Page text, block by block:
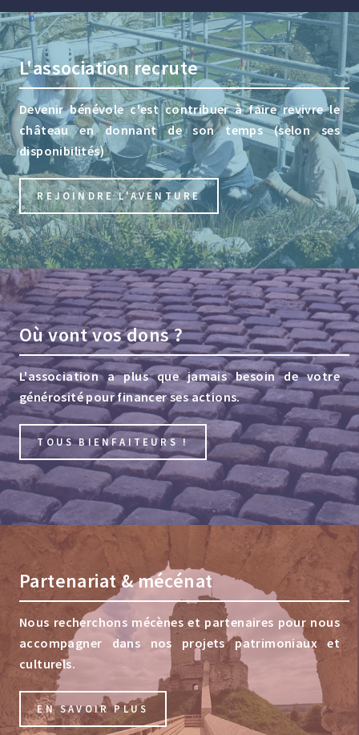
L'association recrute
Devenir bénévole c'est contribuer à faire revivre le
château en donnant de son temps (selon ses
disponibilités)
REJOINDRE L'AVENTURE
Où vont vos dons ?
L'association a plus que jamais besoin de votre
générosité pour financer ses actions.
TOUS BIENFAITEURS !
Partenariat & mécénat
Nous recherchons mécènes et partenaires pour nous
accompagner dans nos projets patrimoniaux et
culturels.
EN SAVOIR PLUS